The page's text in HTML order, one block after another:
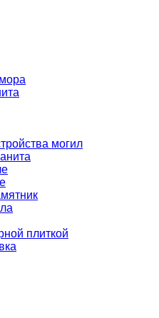
могил
плиткой